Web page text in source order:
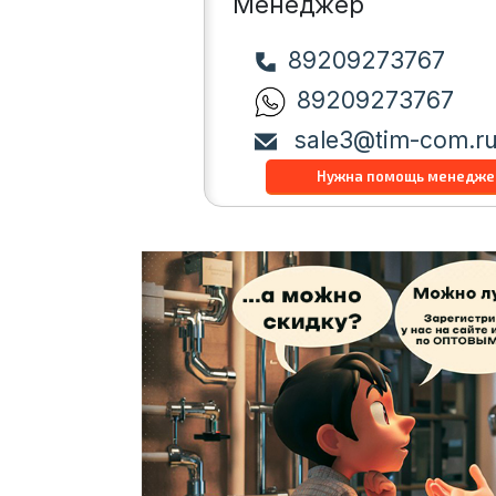
89209273767
89209273767
sale3@tim-